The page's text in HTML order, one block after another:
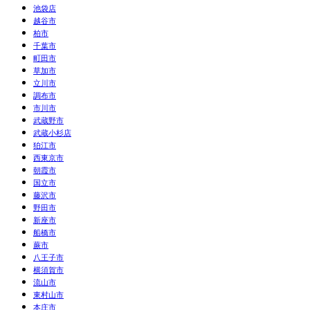
池袋店
越谷市
柏市
千葉市
町田市
草加市
立川市
調布市
市川市
武蔵野市
武蔵小杉店
狛江市
西東京市
朝霞市
国立市
藤沢市
野田市
新座市
船橋市
蕨市
八王子市
横須賀市
流山市
東村山市
本庄市